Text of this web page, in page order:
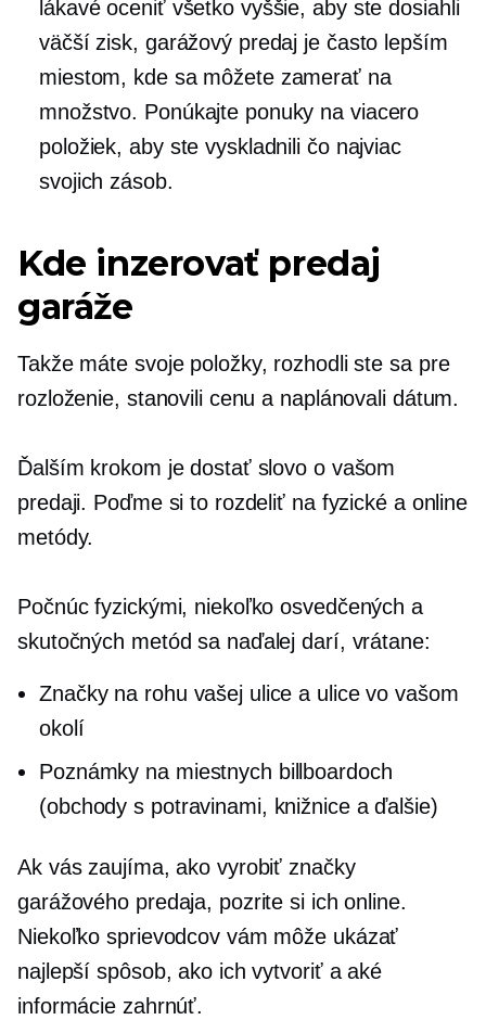
lákavé oceniť všetko vyššie, aby ste dosiahli
väčší zisk, garážový predaj je často lepším
miestom, kde sa môžete zamerať na
množstvo. Ponúkajte ponuky na viacero
položiek, aby ste vyskladnili čo najviac
svojich zásob.
Kde inzerovať predaj
garáže
Takže máte svoje položky, rozhodli ste sa pre
rozloženie, stanovili cenu a naplánovali dátum.
Ďalším krokom je dostať slovo o vašom
predaji. Poďme si to rozdeliť na fyzické a online
metódy.
Počnúc fyzickými, niekoľko osvedčených a
skutočných metód sa naďalej darí, vrátane:
Značky na rohu vašej ulice a ulice vo vašom
okolí
Poznámky na miestnych billboardoch
(obchody s potravinami, knižnice a ďalšie)
Ak vás zaujíma, ako vyrobiť značky
garážového predaja, pozrite si ich online.
Niekoľko sprievodcov vám môže ukázať
najlepší spôsob, ako ich vytvoriť a aké
informácie zahrnúť.